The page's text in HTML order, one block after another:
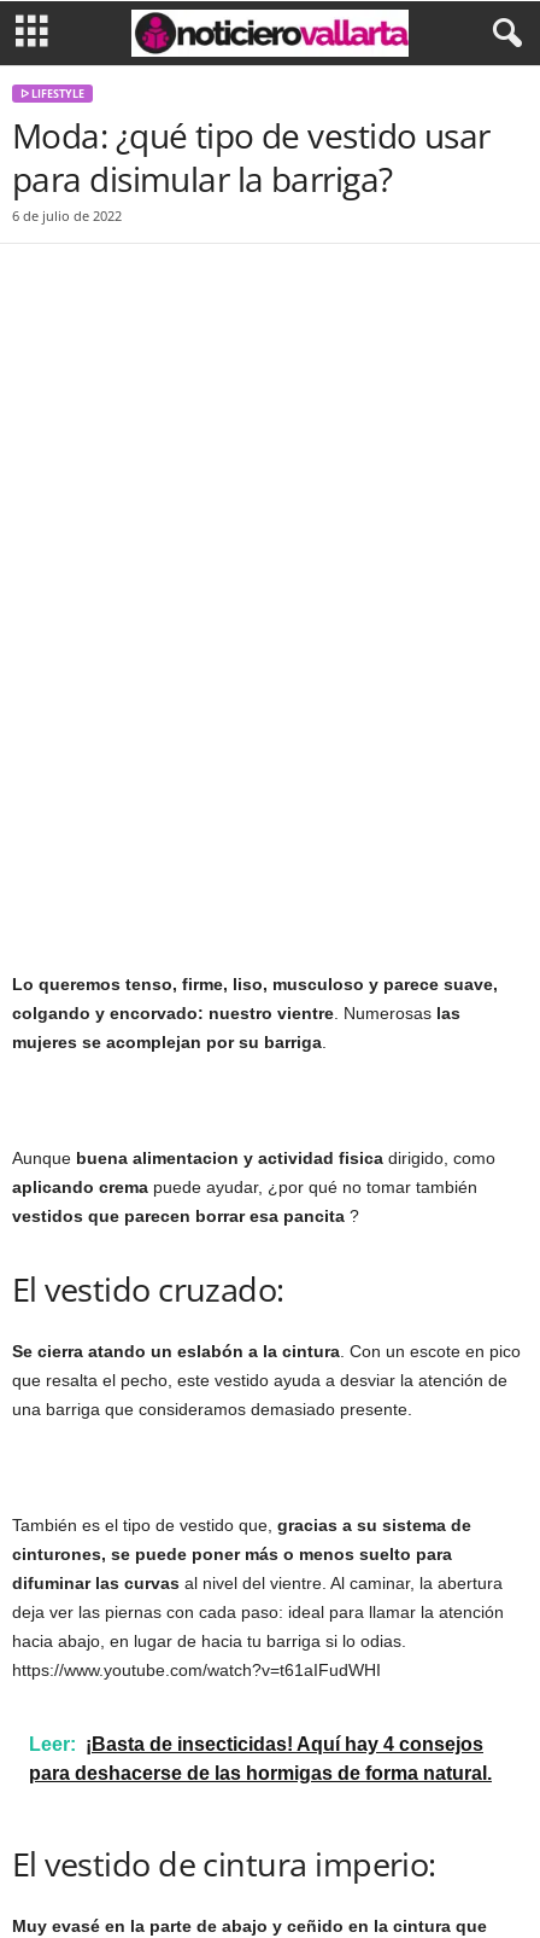
ᐅ LIFESTYLE
Moda: ¿qué tipo de vestido usar
para disimular la barriga?
6 de julio de 2022
Lo queremos tenso, firme, liso, musculoso y parece suave,
colgando y encorvado: nuestro vientre . Numerosas las
mujeres se acomplejan por su barriga
Aunque buena alimentacion y actividad fisica dirigido, como
aplicando crema puede ayudar, ¿por qué no tomar también
vestidos que parecen borrar esa pancita ?
El vestido cruzado:
Se cierra atando un eslabón a la cintura . Con un escote en pico
que resalta el pecho, este vestido ayuda a desviar la atención de
una barriga que consideramos demasiado presente.
También es el tipo de vestido que, gracias a su sistema de
cinturones, se puede poner más o menos suelto para
difuminar las curvas al nivel del vientre. Al caminar, la abertura
deja ver las piernas con cada paso: ideal para llamar la atención
hacia abajo, en lugar de hacia tu barriga si lo odias.
https://www.youtube.com/watch?v=t61aIFudWHI
Leer: ¡Basta de insecticidas! Aquí hay 4 consejos
para deshacerse de las hormigas de forma natural.
El vestido de cintura imperio:
Muy evasé en la parte de abajo y ceñido en la cintura que